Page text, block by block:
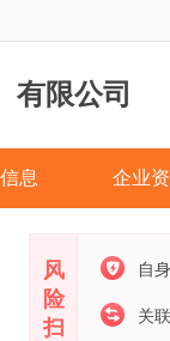
有限公司
息 企业
风
险
扫
自
关